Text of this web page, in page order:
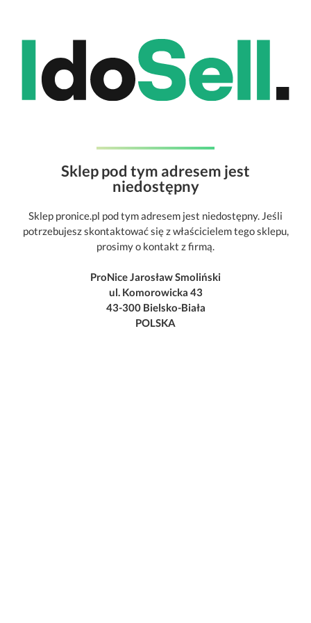
Sklep pod tym adresem jest
niedostępny
Sklep pronice.pl pod tym adresem jest niedostępny. Jeśli
potrzebujesz skontaktować się z właścicielem tego sklepu,
prosimy o kontakt z firmą.
ProNice Jarosław Smoliński
ul. Komorowicka 43
43-300 Bielsko-Biała
POLSKA